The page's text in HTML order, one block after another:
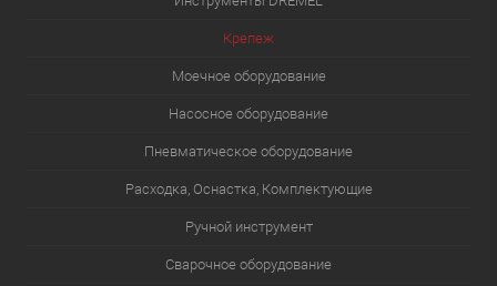
Крепеж
Моечное оборудование
Насосное оборудование
Пневматическое оборудование
Расходка, Оснастка, Комплектующие
Ручной инструмент
Сварочное оборудование